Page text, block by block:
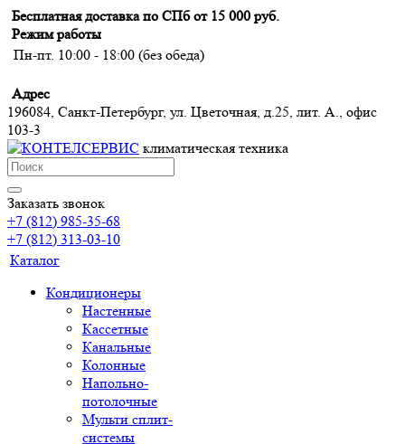
Бесплатная доставка по СПб от 15 000 руб.
Режим работы
Пн-пт. 10:00 - 18:00 (без обеда)
Адрес
196084, Санкт-Петербург, ул. Цветочная, д.25, лит. А., офис
103-3
климатическая техника
Заказать звонок
+7 (812) 985-35-68
+7 (812) 313-03-10
Каталог
Кондиционеры
Настенные
Кассетные
Канальные
Колонные
Напольно-
потолочные
Мульти сплит-
системы